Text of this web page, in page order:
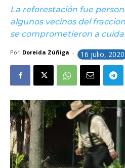
La reforestación fue
algunos vecinos del
se comprometieron a
Por Doreida Zúñiga - 16 julio, 2020